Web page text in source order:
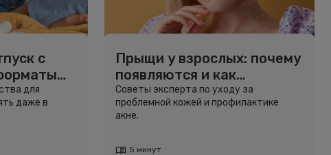
с
для
даже в
Прыщи у взрослых: почему
появляются и как
избавиться
Советы эксперта по уходу за
проблемной кожей и профилактике
акне.
5 минут